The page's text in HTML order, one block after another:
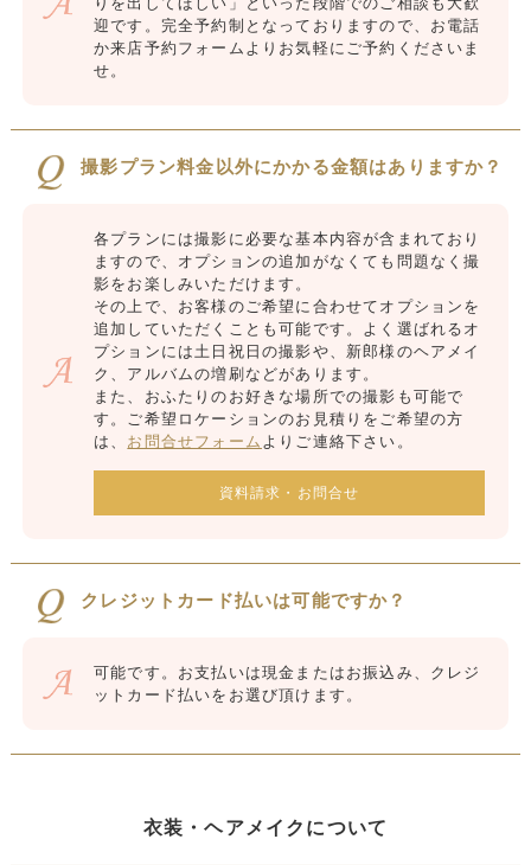
迎です。完全予約制となっておりますので、お電話
か来店予約フォームよりお気軽にご予約くださいま
せ。
撮影プラン料金以外にかかる金額はありますか？
各プランには撮影に必要な基本内容が含まれており
ますので、オプションの追加がなくても問題なく撮
影をお楽しみいただけます。
その上で、お客様のご希望に合わせてオプションを
追加していただくことも可能です。よく選ばれるオ
プションには土日祝日の撮影や、新郎様のヘアメイ
ク、アルバムの増刷などがあります。
また、おふたりのお好きな場所での撮影も可能で
す。ご希望ロケーションのお見積りをご希望の方
は、 お問合せフォーム よりご連絡下さい。
資料請求・お問合せ
クレジットカード払いは可能ですか？
可能です。お支払いは現金またはお振込み、クレジ
ットカード払いをお選び頂けます。
衣装・ヘアメイクについて